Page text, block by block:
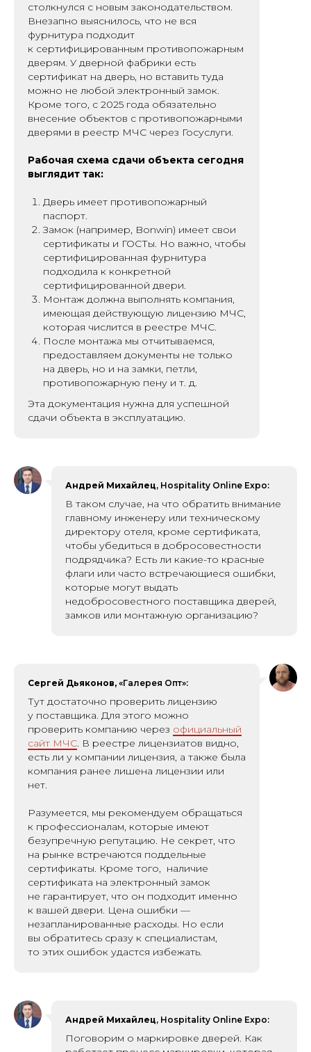
столкнулся с новым законодательством.
Внезапно выяснилось, что не вся
фурнитура подходит
к сертифицированным противопожарным
дверям. У дверной фабрики есть
сертификат на дверь, но вставить туда
можно не любой электронный замок.
Кроме того, с 2025 года обязательно
внесение объектов с противопожарными
дверями в реестр МЧС через Госуслуги.
Рабочая схема сдачи объекта сегодня
выглядит так:
Дверь имеет противопожарный
паспорт.
Замок (например, Bonwin) имеет свои
сертификаты и ГОСТы. Но важно, чтобы
сертифицированная фурнитура
подходила к конкретной
сертифицированной двери.
Монтаж должна выполнять компания,
имеющая действующую лицензию МЧС,
которая числится в реестре МЧС.
После монтажа мы отчитываемся,
предоставляем документы не только
на дверь, но и на замки, петли,
противопожарную пену и т. д.
Эта документация нужна для успешной
сдачи объекта в эксплуатацию.
Андрей Михайлец, Hospitality Online Expo:
В таком случае, на что обратить внимание
главному инженеру или техническому
директору отеля, кроме сертификата,
чтобы убедиться в добросовестности
подрядчика? Есть ли какие-то красные
флаги или часто встречающиеся ошибки,
которые могут выдать
недобросовестного поставщика дверей,
замков или монтажную организацию?
Сергей Дьяконов, «Галерея Опт»:
Тут достаточно проверить лицензию
у поставщика. Для этого можно
проверить компанию через официальный
сайт МЧС. В реестре лицензиатов видно,
есть ли у компании лицензия, а также была
компания ранее лишена лицензии или
нет.
Разумеется, мы рекомендуем обращаться
к профессионалам, которые имеют
безупречную репутацию. Не секрет, что
на рынке встречаются поддельные
сертификаты. Кроме того, наличие
сертификата на электронный замок
не гарантирует, что он подходит именно
к вашей двери. Цена ошибки —
незапланированные расходы. Но если
вы обратитесь сразу к специалистам,
то этих ошибок удастся избежать.
Андрей Михайлец, Hospitality Online Expo:
Поговорим о марки ровке дверей. Как